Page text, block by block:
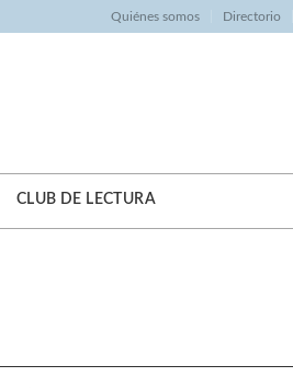
Quiénes somos Directorio
CLUB DE LECTURA